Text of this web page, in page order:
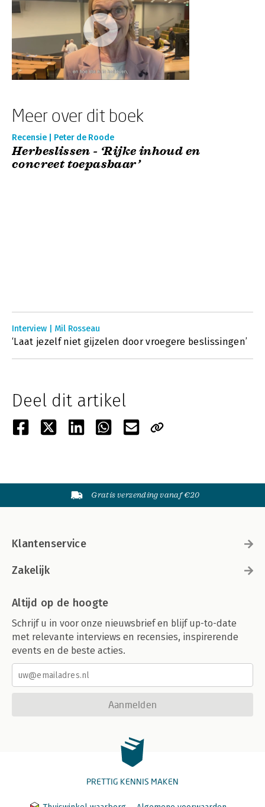
Meer over dit boek
Recensie | Peter de Roode
Herbeslissen - ‘Rijke inhoud en
concreet toepasbaar’
Interview | Mil Rosseau
‘Laat jezelf niet gijzelen door vroegere beslissingen’
Deel dit artikel
Gratis verzending vanaf €20
Klantenservice
Zakelijk
Altijd op de hoogte
Schrijf u in voor onze nieuwsbrief en blijf up-to-date
met relevante interviews en recensies, inspirerende
events en de beste acties.
Aanmelden
PRETTIG KENNIS MAKEN